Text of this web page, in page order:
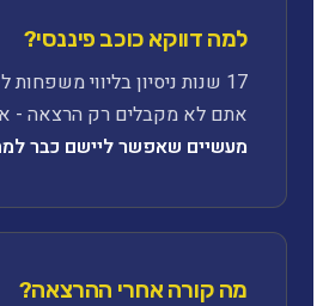
למה דווקא כוכב פיננסי?
17 שנות ניסיון בליווי
אתם לא מקבלים רק הרצאה -
מעשיים שאפשר ליישם כבר
מה קורה אחרי ההרצאה?